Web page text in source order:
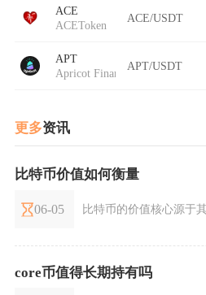
ACE
ACEToken
ACE/USDT
APT
Apricot Finance
APT/USDT
更多资讯
比特币价值如何衡量
06-05 比特币的价值核心源于
core币值得长期持有吗